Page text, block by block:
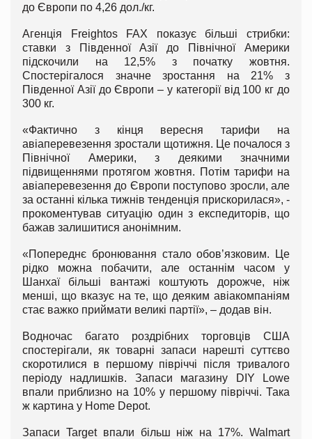
до Європи по 4,26 дол./кг.
Агенція Freightos FAX показує більші стрибки:
ставки з Південної Азії до Північної Америки
підскочили на 12,5% з початку жовтня.
Спостерігалося значне зростання на 21% з
Південної Азії до Європи – у категорії від 100 кг до
300 кг.
«Фактично з кінця вересня тарифи на
авіаперевезення зростали щотижня. Це почалося з
Північної Америки, з деякими значними
підвищеннями протягом жовтня. Потім тарифи на
авіаперевезення до Європи поступово зросли, але
за останні кілька тижнів тенденція прискорилася», -
прокоментував ситуацію один з експедиторів, що
бажав залишитися анонімним.
«Попереднє бронювання стало обов’язковим. Це
рідко можна побачити, але останнім часом у
Шанхаї більші вантажі коштують дорожче, ніж
менші, що вказує на те, що деяким авіакомпаніям
стає важко приймати великі партії», – додав він.
Водночас багато роздрібних торговців США
спостерігали, як товарні запаси нарешті суттєво
скоротилися в першому півріччі після тривалого
періоду надлишків. Запаси магазину DIY Lowe
впали приблизно на 10% у першому півріччі. Така
ж картина у Home Depot.
Запаси Target впали більш ніж на 17%. Walmart